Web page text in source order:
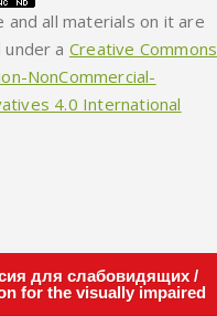
and all materials on it are
under a Creative Commons
NonCommercial-
4.0 International
для слабовидящих /
for the visually impaired